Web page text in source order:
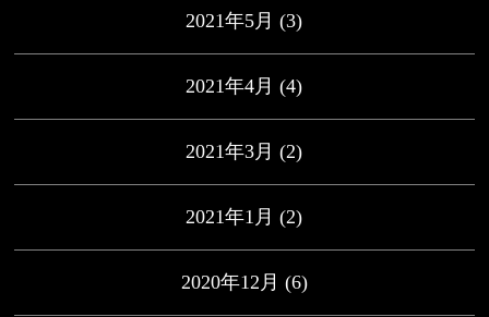
2021年5月 (3)
2021年4月 (4)
2021年3月 (2)
2021年1月 (2)
2020年12月 (6)